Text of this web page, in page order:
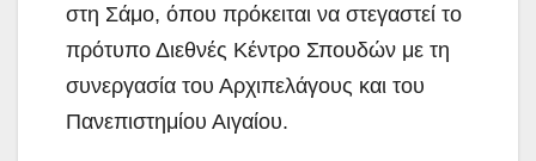
στη Σάμο, όπου πρόκειται να στεγαστεί το
πρότυπο Διεθνές Κέντρο Σπουδών με τη
συνεργασία του Αρχιπελάγους και του
Πανεπιστημίου Αιγαίου.